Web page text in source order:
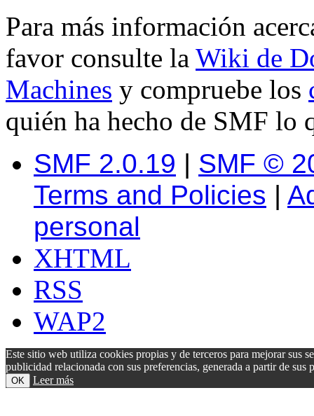
Para más información
favor consulte la Wiki de
Machines y compruebe los
quién ha hecho de SMF lo
SMF 2.0.19 | SMF ©
Terms and Policies |
personal
XHTML
RSS
WAP2
Este sitio web utiliza cookies propias y de terceros para mejorar sus
publicidad relacionada con sus preferencias, generada a partir de
OK Leer más